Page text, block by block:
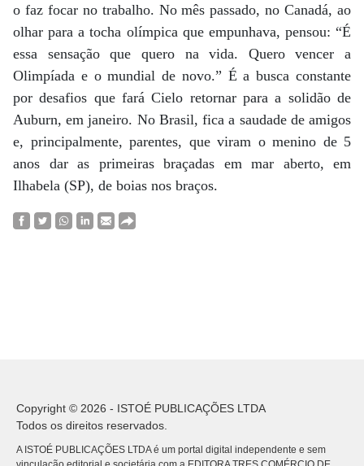
o faz focar no trabalho. No mês passado, no Canadá, ao
olhar para a tocha olímpica que empunhava, pensou: “É
essa sensação que quero na vida. Quero vencer a
Olimpíada e o mundial de novo.” É a busca constante
por desafios que fará Cielo retornar para a solidão de
Auburn, em janeiro. No Brasil, fica a saudade de amigos
e, principalmente, parentes, que viram o menino de 5
anos dar as primeiras braçadas em mar aberto, em
Ilhabela (SP), de boias nos braços.
Copyright © 2026 - ISTOÉ PUBLICAÇÕES LTDA
Todos os direitos reservados.
A ISTOÉ PUBLICAÇÕES LTDA é um portal digital independente e sem